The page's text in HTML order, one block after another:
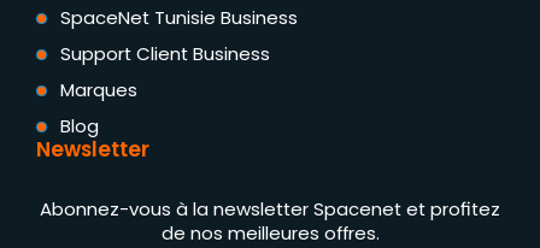
SpaceNet Tunisie Business
Support Client Business
Marques
Blog
Newsletter
Abonnez-vous à la newsletter Spacenet et profitez
de nos meilleures offres.